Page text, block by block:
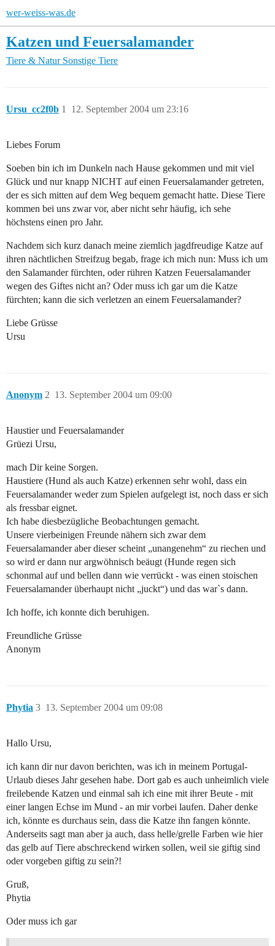
wer-weiss-was.de
Katzen und Feuersalamander
Tiere & Natur Sonstige Tiere
Ursu_cc2f0b 12. September 2004 um 23:16
1
Liebes Forum
Soeben bin ich im Dunkeln nach Hause gekommen und mit viel
Glück und nur knapp NICHT auf einen Feuersalamander getreten,
der es sich mitten auf dem Weg bequem gemacht hatte. Diese Tiere
kommen bei uns zwar vor, aber nicht sehr häufig, ich sehe
höchstens einen pro Jahr.
Nachdem sich kurz danach meine ziemlich jagdfreudige Katze auf
ihren nächtlichen Streifzug begab, frage ich mich nun: Muss ich um
den Salamander fürchten, oder rühren Katzen Feuersalamander
wegen des Giftes nicht an? Oder muss ich gar um die Katze
fürchten; kann die sich verletzen an einem Feuersalamander?
Liebe Grüsse
Ursu
Anonym 13. September 2004 um 09:00
2
Haustier und Feuersalamander
Grüezi Ursu,
mach Dir keine Sorgen.
Haustiere (Hund als auch Katze) erkennen sehr wohl, dass ein
Feuersalamander weder zum Spielen aufgelegt ist, noch dass er sich
als fressbar eignet.
Ich habe diesbezügliche Beobachtungen gemacht.
Unsere vierbeinigen Freunde nähern sich zwar dem
Feuersalamander aber dieser scheint „unangenehm“ zu riechen und
so wird er dann nur argwöhnisch beäugt (Hunde regen sich
schonmal auf und bellen dann wie verrückt - was einen stoischen
Feuersalamander überhaupt nicht „juckt“) und das war`s dann.
Ich hoffe, ich konnte dich beruhigen.
Freundliche Grüsse
Anonym
Phytia 13. September 2004 um 09:08
3
Hallo Ursu,
ich kann dir nur davon berichten, was ich in meinem Portugal-
Urlaub dieses Jahr gesehen habe. Dort gab es auch unheimlich viele
freilebende Katzen und einmal sah ich eine mit ihrer Beute - mit
einer langen Echse im Mund - an mir vorbei laufen. Daher denke
ich, könnte es durchaus sein, dass die Katze ihn fangen könnte.
Anderseits sagt man aber ja auch, dass helle/grelle Farben wie hier
das gelb auf Tiere abschreckend wirken sollen, weil sie giftig sind
oder vorgeben giftig zu sein?!
Gruß,
Phytia
Oder muss ich gar